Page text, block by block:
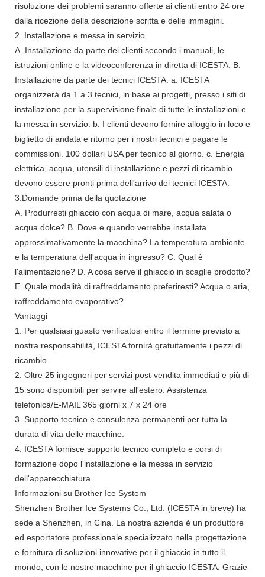
risoluzione dei problemi saranno offerte ai clienti entro 24 ore
dalla ricezione della descrizione scritta e delle immagini.
2. Installazione e messa in servizio
A. Installazione da parte dei clienti secondo i manuali, le
istruzioni online e la videoconferenza in diretta di ICESTA. B.
Installazione da parte dei tecnici ICESTA. a. ICESTA
organizzerà da 1 a 3 tecnici, in base ai progetti, presso i siti di
installazione per la supervisione finale di tutte le installazioni e
la messa in servizio. b. I clienti devono fornire alloggio in loco e
biglietto di andata e ritorno per i nostri tecnici e pagare le
commissioni. 100 dollari USA per tecnico al giorno. c. Energia
elettrica, acqua, utensili di installazione e pezzi di ricambio
devono essere pronti prima dell'arrivo dei tecnici ICESTA.
3.Domande prima della quotazione
A. Produrresti ghiaccio con acqua di mare, acqua salata o
acqua dolce? B. Dove e quando verrebbe installata
approssimativamente la macchina? La temperatura ambiente
e la temperatura dell'acqua in ingresso? C. Qual è
l'alimentazione? D. A cosa serve il ghiaccio in scaglie prodotto?
E. Quale modalità di raffreddamento preferiresti? Acqua o aria,
raffreddamento evaporativo?
Vantaggi
1. Per qualsiasi guasto verificatosi entro il termine previsto a
nostra responsabilità, ICESTA fornirà gratuitamente i pezzi di
ricambio.
2. Oltre 25 ingegneri per servizi post-vendita immediati e più di
15 sono disponibili per servire all'estero. Assistenza
telefonica/E-MAIL 365 giorni x 7 x 24 ore
3. Supporto tecnico e consulenza permanenti per tutta la
durata di vita delle macchine.
4. ICESTA fornisce supporto tecnico completo e corsi di
formazione dopo l'installazione e la messa in servizio
dell'apparecchiatura.
Informazioni su Brother Ice System
Shenzhen Brother Ice Systems Co., Ltd. (ICESTA in breve) ha
sede a Shenzhen, in Cina. La nostra azienda è un produttore
ed esportatore professionale specializzato nella progettazione
e fornitura di soluzioni innovative per il ghiaccio in tutto il
mondo, con le nostre macchine per il ghiaccio ICESTA. Grazie